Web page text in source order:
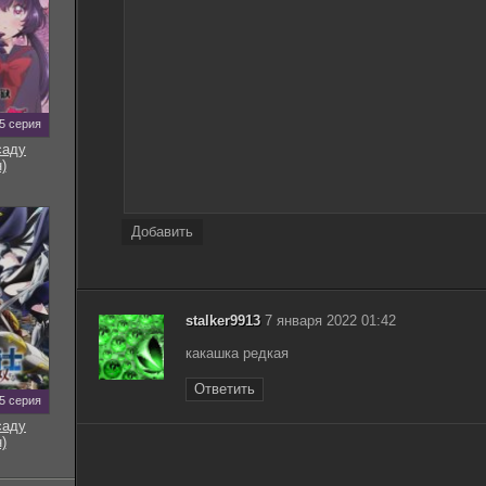
Добавить
stalker99137 января 2022 01:42
какашка редкая
Ответить
серия
серия